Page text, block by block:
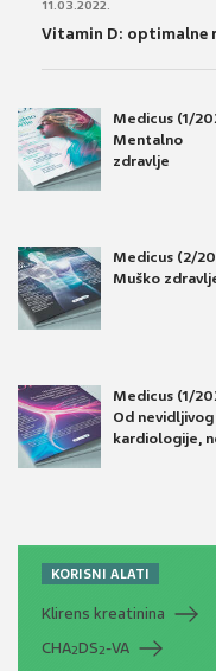
11.03.2022.
Vitamin D: optimalne
Medicus (1/
Mentalno
zdravlje
Medicus (2/
Muško
Medicus (1/
Od
kardiologije,
KORISNI ALATI
Klirens kreatinina
CHA2DS2-VA